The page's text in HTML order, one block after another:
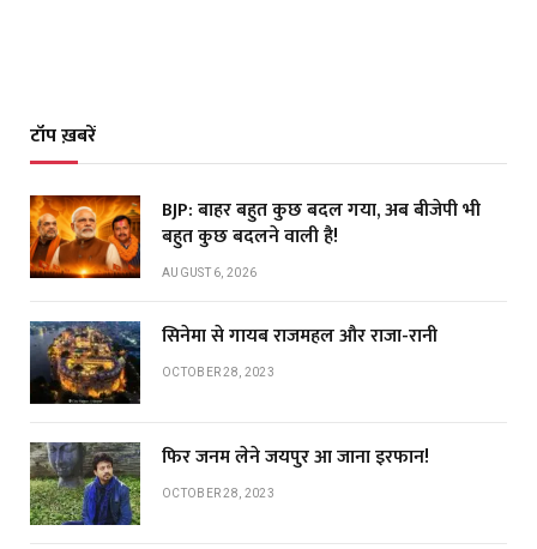
टॉप ख़बरें
BJP: बाहर बहुत कुछ बदल गया, अब बीजेपी भी
बहुत कुछ बदलने वाली है!
AUGUST 6, 2026
सिनेमा से गायब राजमहल और राजा-रानी
OCTOBER 28, 2023
फिर जनम लेने जयपुर आ जाना इरफान!
OCTOBER 28, 2023